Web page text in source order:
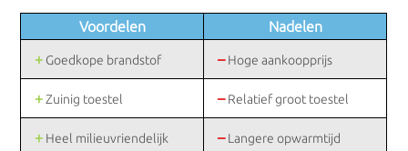
Voordelen
Nadelen
+Goedkope brandstof –Hoge aankoopprijs
+Zuinig toestel –Relatief groot toestel
+Heel milieuvriendelijk –Langere opwarmtijd